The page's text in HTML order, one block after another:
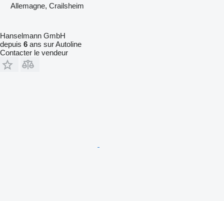
Allemagne, Crailsheim
Hanselmann GmbH
depuis 6 ans sur Autoline
Contacter le vendeur